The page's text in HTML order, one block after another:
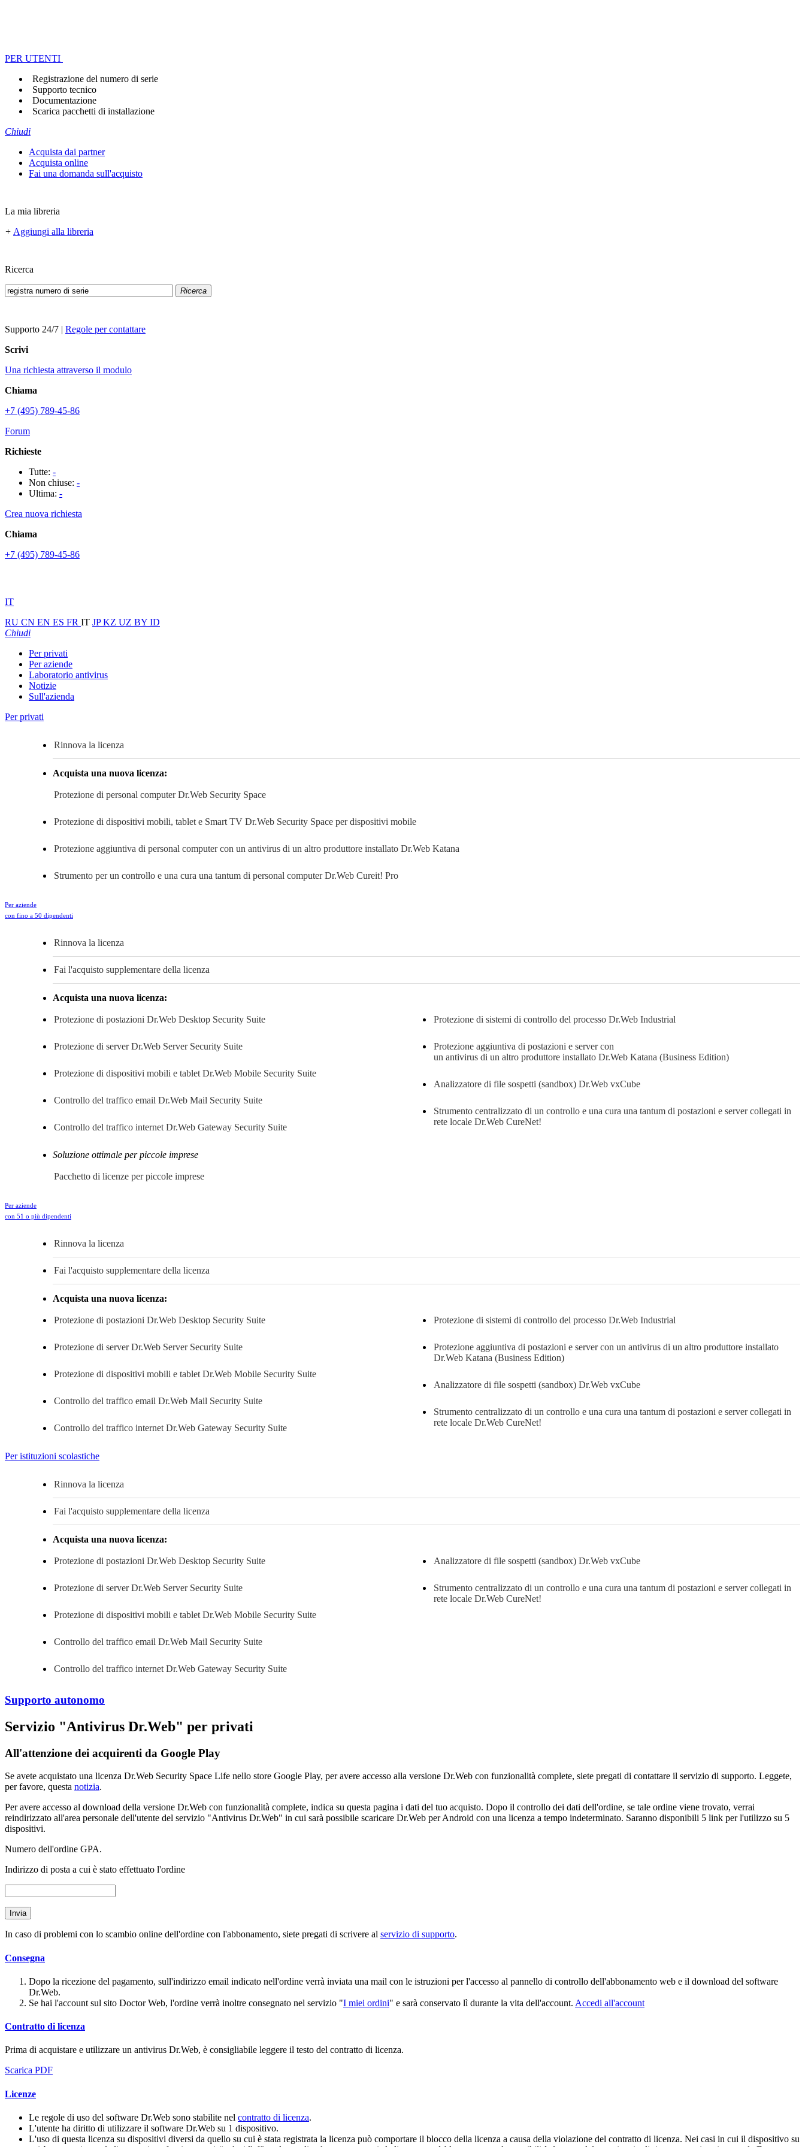
PER UTENTI
Registrazione del numero di serie
Supporto tecnico
Documentazione
Scarica pacchetti di installazione
Chiudi
Acquista dai partner
Acquista online
Fai una domanda sull'acquisto
La mia libreria
+ Aggiungi alla libreria
Ricerca
Ricerca
Supporto 24/7 | Regole per contattare
Scrivi
Una richiesta attraverso il modulo
Chiama
+7 (495) 789-45-86
Forum
Richieste
Tutte: -
Non chiuse: -
Ultima: -
Crea nuova richiesta
Chiama
+7 (495) 789-45-86
IT
RU CN EN ES FR IT JPKZ UZ BY ID
Chiudi
Per privati
Per aziende
Laboratorio antivirus
Notizie
Sull'azienda
Per privati
Rinnova la licenza
Acquista una nuova licenza:
Protezione di personal computerDr.Web Security Space
Protezione di dispositivi mobili, tablet e Smart TV Dr.Web Security Space per dispositivi mobile
Protezione aggiuntiva di personal computer con un antivirus di un altro produttore installato Dr.Web Katana
Strumento per un controllo e una cura una tantum di personal computerDr.Web Cureit! Pro
Per aziende
con fino a 50 dipendenti
Rinnova la licenza
Fai l'acquisto supplementare della licenza
Acquista una nuova licenza:
Protezione di postazioni Dr.Web Desktop Security Suite
Protezione di serverDr.Web Server Security Suite
Protezione di dispositivi mobili e tablet Dr.Web Mobile Security Suite
Controllo del traffico email Dr.Web Mail Security Suite
Controllo del traffico internet Dr.Web Gateway Security Suite
Soluzione ottimale per piccole imprese
Pacchetto di licenze per piccole imprese
Protezione di sistemi di controllo del processo Dr.Web Industrial
Protezione aggiuntiva di postazioni e server con
un antivirus di un altro produttore installato Dr.Web Katana (Business Edition)
Analizzatore di file sospetti (sandbox) Dr.Web vxCube
Strumento centralizzato di un controllo e una cura una tantum di postazioni e server collegati in
rete locale Dr.Web CureNet!
Per aziende
con 51 o più dipendenti
Rinnova la licenza
Fai l'acquisto supplementare della licenza
Acquista una nuova licenza:
Protezione di postazioni Dr.Web Desktop Security Suite
Protezione di serverDr.Web Server Security Suite
Protezione di dispositivi mobili e tablet Dr.Web Mobile Security Suite
Controllo del traffico email Dr.Web Mail Security Suite
Controllo del traffico internet Dr.Web Gateway Security Suite
Protezione di sistemi di controllo del processo Dr.Web Industrial
Protezione aggiuntiva di postazioni e server con un antivirus di un altro produttore installato
Dr.Web Katana (Business Edition)
Analizzatore di file sospetti (sandbox) Dr.Web vxCube
Strumento centralizzato di un controllo e una cura una tantum di postazioni e server collegati in
rete locale Dr.Web CureNet!
Per istituzioni scolastiche
Rinnova la licenza
Fai l'acquisto supplementare della licenza
Acquista una nuova licenza:
Protezione di postazioni Dr.Web Desktop Security Suite
Protezione di serverDr.Web Server Security Suite
Protezione di dispositivi mobili e tablet Dr.Web Mobile Security Suite
Controllo del traffico email Dr.Web Mail Security Suite
Controllo del traffico internet Dr.Web Gateway Security Suite
Analizzatore di file sospetti (sandbox) Dr.Web vxCube
Strumento centralizzato di un controllo e una cura una tantum di postazioni e server collegati in
rete locale Dr.Web CureNet!
Supporto autonomo
Servizio "Antivirus Dr.Web" per privati
All'attenzione dei acquirenti da Google Play
Se avete acquistato una licenza Dr.Web Security Space Life nello store Google Play, per avere accesso alla versione Dr.Web con funzionalità complete, siete pregati di contattare il servizio di supporto. Leggete,
per favore, questa notizia.
Per avere accesso al download della versione Dr.Web con funzionalità complete, indica su questa pagina i dati del tuo acquisto. Dopo il controllo dei dati dell'ordine, se tale ordine viene trovato, verrai
reindirizzato all'area personale dell'utente del servizio "Antivirus Dr.Web" in cui sarà possibile scaricare Dr.Web per Android con una licenza a tempo indeterminato. Saranno disponibili 5 link per l'utilizzo su 5
dispositivi.
Numero dell'ordine GPA.
Indirizzo di posta a cui è stato effettuato l'ordine
Invia
In caso di problemi con lo scambio online dell'ordine con l'abbonamento, siete pregati di scrivere al servizio di supporto.
Consegna
Dopo la ricezione del pagamento, sull'indirizzo email indicato nell'ordine verrà inviata una mail con le istruzioni per l'accesso al pannello di controllo dell'abbonamento web e il download del software
Dr.Web.
Se hai l'account sul sito Doctor Web, l'ordine verrà inoltre consegnato nel servizio "I miei ordini" e sarà conservato lì durante la vita dell'account. Accedi all'account
Contratto di licenza
Prima di acquistare e utilizzare un antivirus Dr.Web, è consigliabile leggere il testo del contratto di licenza.
Scarica PDF
Licenze
Le regole di uso del software Dr.Web sono stabilite nel contratto di licenza.
L'utente ha diritto di utilizzare il software Dr.Web su 1 dispositivo.
L'uso di questa licenza su dispositivi diversi da quello su cui è stata registrata la licenza può comportare il blocco della licenza a causa della violazione del contratto di licenza. Nei casi in cui il dispositivo su